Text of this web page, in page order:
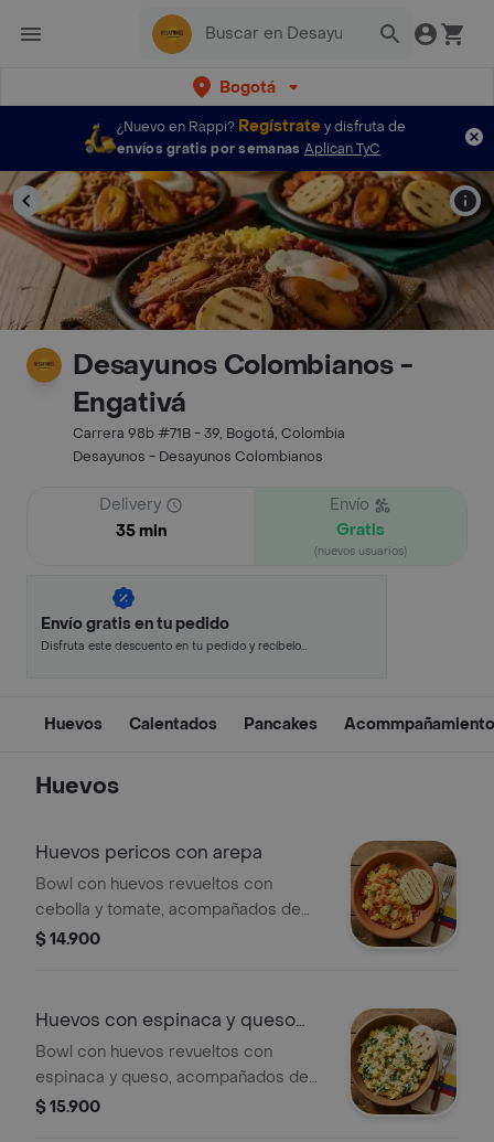
Bogotá
¿Nuevo en Rappi? Regístratey disfruta de
envíos gratis por semanas Aplican TyC
Desayunos Colombianos -
Engativá
Carrera 98b #71B - 39, Bogotá, Colombia
Desayunos - Desayunos Colombianos
Delivery
35 min
Envío
Gratis
(nuevos usuarios)
Envío gratis en tu pedido
Disfruta este descuento en tu pedido y recíbelo
Huevos Calentados Pancakes
Huevos
Huevos pericos con arepa
Bowl con huevos revueltos con
cebolla y tomate, acompañados de
arepita paisa.
$ 14.900
Huevos con espinaca y queso
con arepa
Bowl con huevos revueltos con
espinaca y queso, acompañados de
arepita paisa.
$ 15.900